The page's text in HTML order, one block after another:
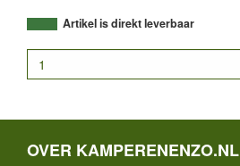
Artikel is direkt leverbaar
OVER KAMPERENENZO.NL